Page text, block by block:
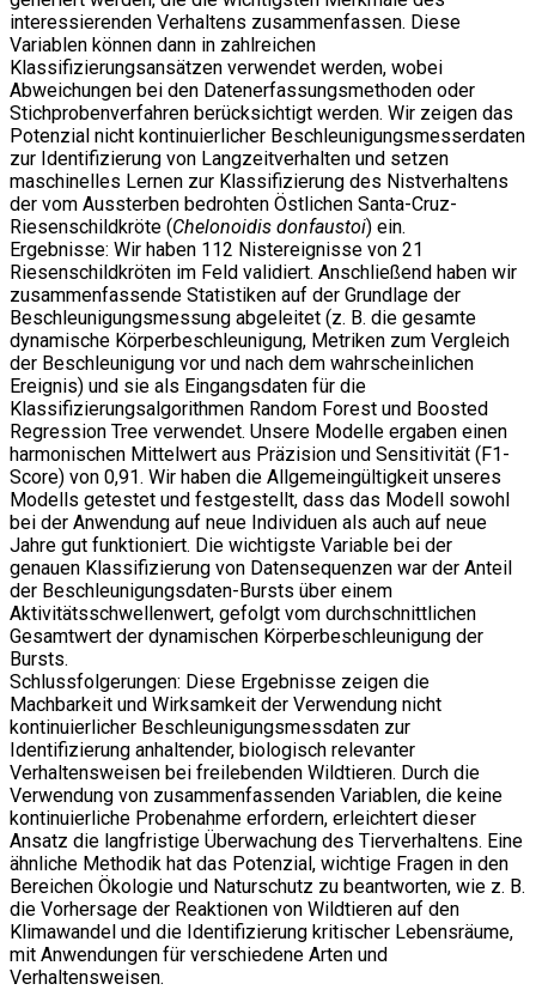
interessierenden Verhaltens zusammenfassen. Diese
Variablen können dann in zahlreichen
Klassifizierungsansätzen verwendet werden, wobei
Abweichungen bei den Datenerfassungsmethoden oder
Stichprobenverfahren berücksichtigt werden. Wir zeigen das
Potenzial nicht kontinuierlicher Beschleunigungsmesserdaten
zur Identifizierung von Langzeitverhalten und setzen
maschinelles Lernen zur Klassifizierung des Nistverhaltens
der vom Aussterben bedrohten Östlichen Santa-Cruz-
Riesenschildkröte (Chelonoidis donfaustoi) ein.
Ergebnisse: Wir haben 112 Nistereignisse von 21
Riesenschildkröten im Feld validiert. Anschließend haben wir
zusammenfassende Statistiken auf der Grundlage der
Beschleunigungsmessung abgeleitet (z. B. die gesamte
dynamische Körperbeschleunigung, Metriken zum Vergleich
der Beschleunigung vor und nach dem wahrscheinlichen
Ereignis) und sie als Eingangsdaten für die
Klassifizierungsalgorithmen Random Forest und Boosted
Regression Tree verwendet. Unsere Modelle ergaben einen
harmonischen Mittelwert aus Präzision und Sensitivität (F1-
Score) von 0,91. Wir haben die Allgemeingültigkeit unseres
Modells getestet und festgestellt, dass das Modell sowohl
bei der Anwendung auf neue Individuen als auch auf neue
Jahre gut funktioniert. Die wichtigste Variable bei der
genauen Klassifizierung von Datensequenzen war der Anteil
der Beschleunigungsdaten-Bursts über einem
Aktivitätsschwellenwert, gefolgt vom durchschnittlichen
Gesamtwert der dynamischen Körperbeschleunigung der
Bursts.
Schlussfolgerungen: Diese Ergebnisse zeigen die
Machbarkeit und Wirksamkeit der Verwendung nicht
kontinuierlicher Beschleunigungsmessdaten zur
Identifizierung anhaltender, biologisch relevanter
Verhaltensweisen bei freilebenden Wildtieren. Durch die
Verwendung von zusammenfassenden Variablen, die keine
kontinuierliche Probenahme erfordern, erleichtert dieser
Ansatz die langfristige Überwachung des Tierverhaltens. Eine
ähnliche Methodik hat das Potenzial, wichtige Fragen in den
Bereichen Ökologie und Naturschutz zu beantworten, wie z. B.
die Vorhersage der Reaktionen von Wildtieren auf den
Klimawandel und die Identifizierung kritischer Lebensräume,
mit Anwendungen für verschiedene Arten und
Verhaltensweisen.